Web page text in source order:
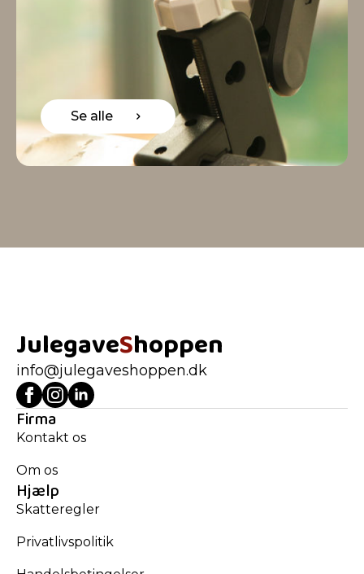
Se alle
JulegaveShoppen
info@julegaveshoppen.dk
Firma
Kontakt os
Om os
Hjælp
Skatteregler
Privatlivspolitik